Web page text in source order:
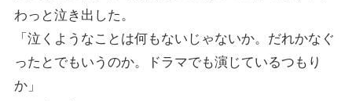
わっと泣き出した。
「泣くようなことは何もないじゃないか。だれかなぐ
ったとでもいうのか。ドラマでも演じているつもり
か」